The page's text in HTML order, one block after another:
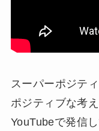
スーパーポジテ
ポジティブな考
YouTubeで発信し